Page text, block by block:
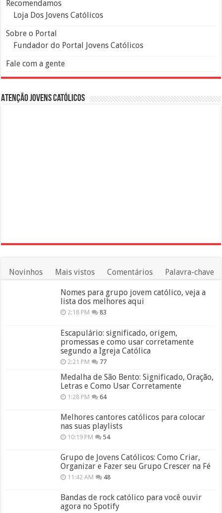
Recomendamos
Loja Dos Jovens Católicos
Sobre o Portal
Fundador do Portal Jovens Católicos
Fale com a gente
Atenção Jovens Católicos
Novinhos Mais vistos Comentários Palavra-chave
Nomes para grupo jovem católico, veja a
lista dos melhores aqui
2:18 PM 83
Escapulário: significado, origem,
promessas e como usar corretamente
segundo a Igreja Católica
2:21 PM 77
Medalha de São Bento: Significado, Oração,
Letras e Como Usar Corretamente
1:28 PM 64
Melhores cantores católicos para colocar
nas suas playlists
10:19 PM 54
Grupo de Jovens Católicos: Como Criar,
Organizar e Fazer seu Grupo Crescer na Fé
11:42 AM 48
Bandas de rock católico para você ouvir
agora no Spotify